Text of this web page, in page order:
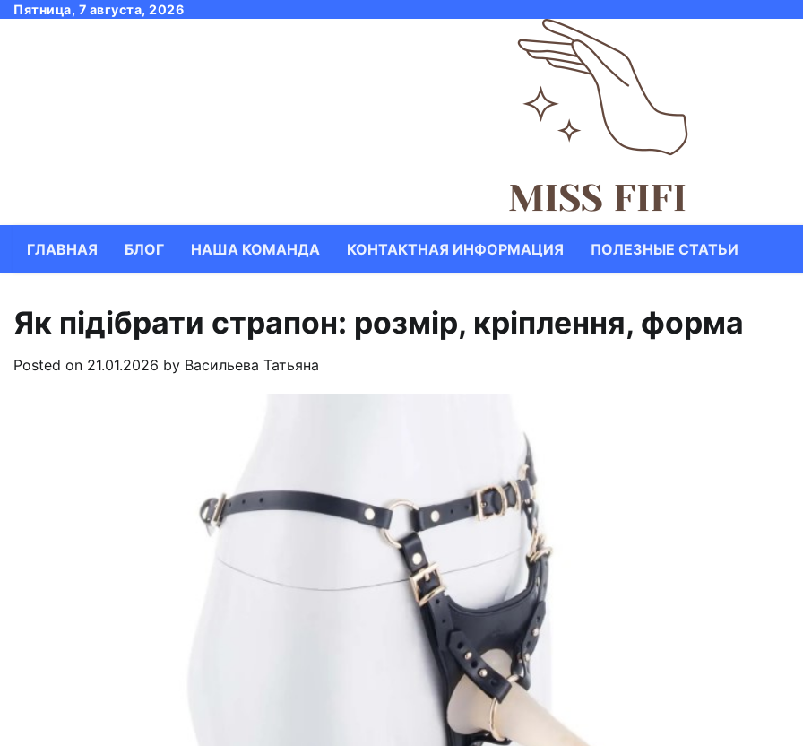
SkipПятница, 7 августа, 2026
ГЛАВНАЯ БЛОГ НАША КОМАНДА КОНТАКТНАЯ ИНФОРМАЦИЯ ПОЛЕЗНЫЕ СТАТЬИ
Як підібрати страпон: розмір, кріплення, форма
Posted on 21.01.2026 by Васильева Татьяна